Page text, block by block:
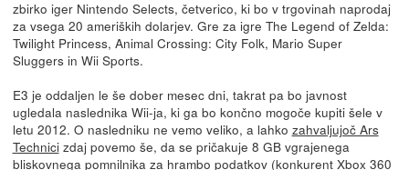
zbirko iger Nintendo Selects, četverico, ki bo v trgovinah naprodaj
za vsega 20 ameriških dolarjev. Gre za igre The Legend of Zelda:
Twilight Princess, Animal Crossing: City Folk, Mario Super
Sluggers in Wii Sports.
E3 je oddaljen le še dober mesec dni, takrat pa bo javnost
ugledala naslednika Wii-ja, ki ga bo končno mogoče kupiti šele v
letu 2012. O nasledniku ne vemo veliko, a lahko zahvaljujoč Ars
Technicizdaj povemo še, da se pričakuje 8 GB vgrajenega
bliskovnega pomnilnika za hrambo podatkov (konkurent Xbox 360